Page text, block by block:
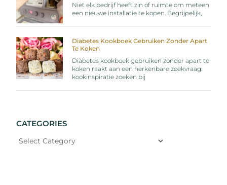
Niet elk bedrijf heeft zin of ruimte om meteen
een nieuwe installatie te kopen. Begrijpelijk,
Diabetes Kookboek Gebruiken Zonder Apart
Te Koken
Diabetes kookboek gebruiken zonder apart te
koken raakt aan een herkenbare zoekvraag:
kookinspiratie zoeken bij
CATEGORIES